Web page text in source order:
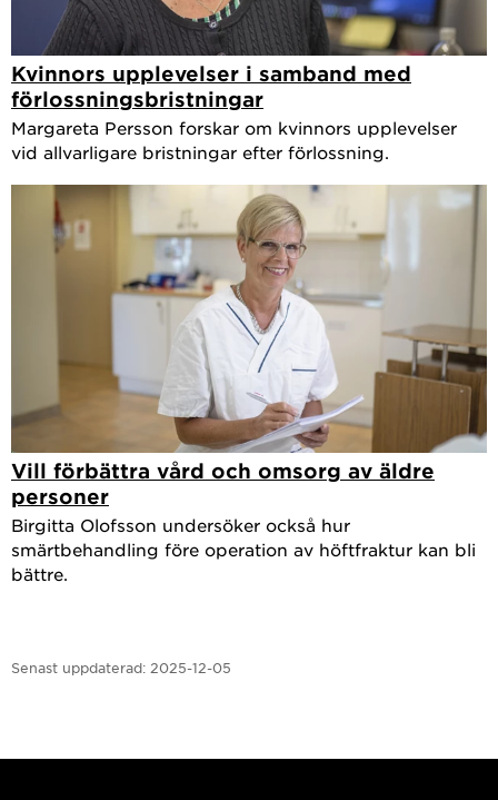
Kvinnors upplevelser i samband med
förlossningsbristningar
Margareta Persson forskar om kvinnors upplevelser
vid allvarligare bristningar efter förlossning.
Vill förbättra vård och omsorg av äldre
personer
Birgitta Olofsson undersöker också hur
smärtbehandling före operation av höftfraktur kan bli
bättre.
Senast uppdaterad: 2025-12-05